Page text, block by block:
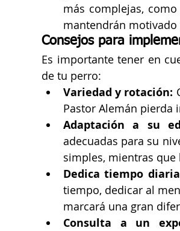
más complejas,
mantendrán
Consejos para
Es importante tener en
de tu perro:
Variedad y rotación:
Pastor Alemán pierda
Adaptación a su
adecuadas para su
simples, mientras
Dedica tiempo
tiempo, dedicar al
marcará una gran
Consulta a un